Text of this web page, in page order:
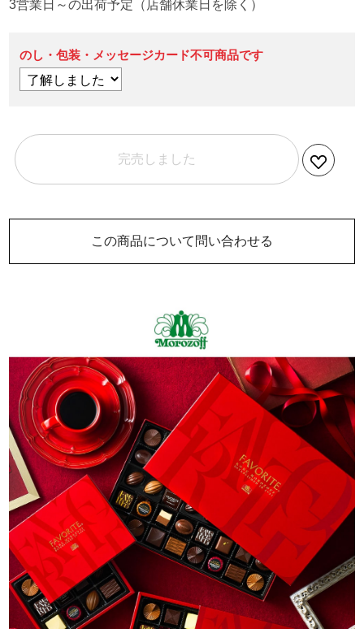
3営業日～の出荷予定（店舗休業日を除く）
のし・包装・メッセージカード不可商品です
完売しました
この商品について問い合わせる